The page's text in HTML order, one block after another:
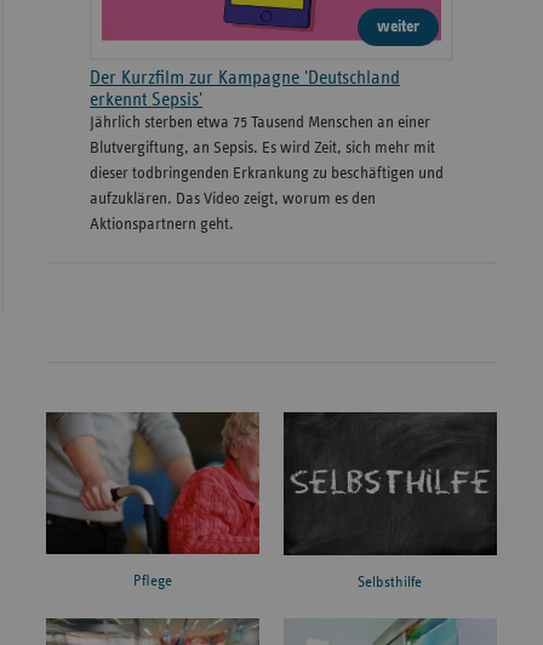
weiter
Der Kurzfilm zur Kampagne 'Deutschland
erkennt Sepsis'
Jährlich sterben etwa 75 Tausend Menschen an einer
Blutvergiftung, an Sepsis. Es wird Zeit, sich mehr mit
dieser todbringenden Erkrankung zu beschäftigen und
aufzuklären. Das Video zeigt, worum es den
Aktionspartnern geht.
Pflege Selbsthilfe